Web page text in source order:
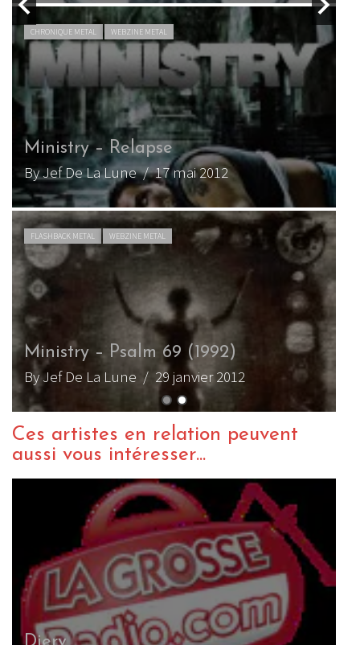
CHRONIQUE METAL WEBZINE METAL
Ministry – Relapse
By Jef De La Lune/ 17 mai 2012
FLASHBACK METAL WEBZINE METAL
Ministry – Psalm 69 (1992)
By Jef De La Lune / 29 janvier 2012
Ces artistes en relation peuvent
aussi vous intéresser...